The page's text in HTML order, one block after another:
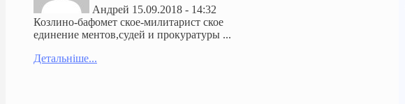
Андрей 15.09.2018 - 14:32
Козлино-бафомет ское-милитарист ское
единение ментов,судей и прокуратуры ...
Детальніше...